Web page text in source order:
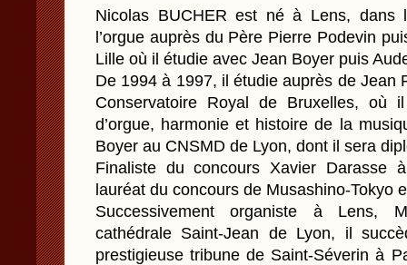
Nicolas BUCHER est né à Lens, dans
l’orgue auprès du Père Pierre Podevin
Lille où il étudie avec Jean Boyer puis
De 1994 à 1997, il étudie auprès de Jean
Conservatoire Royal de Bruxelles, où
d’orgue, harmonie et histoire de la
Boyer au CNSMD de Lyon, dont il sera
Finaliste du concours Xavier Darasse
lauréat du concours de Musashino-Tokyo
Successivement organiste à Lens,
cathédrale Saint-Jean de Lyon, il
prestigieuse tribune de Saint-Séverin à